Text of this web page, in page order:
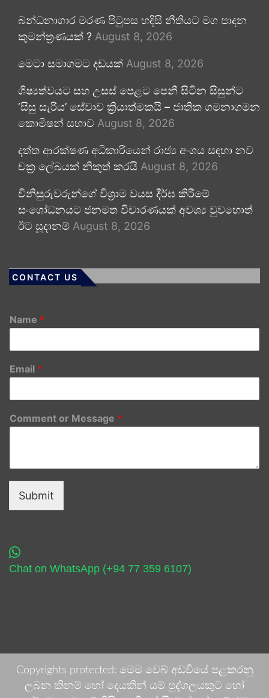
බන්ධනාගාර මරණ පිටුපස හදිසි නීතියට මග පාදන
කුමන්ත්‍රණයක් ? August 8, 2026
මෙටා සමාගමට දඩයක් August 8, 2026
ශිෂ්‍යත්වයට සහ උසස් පෙළට පෙනී සිටින සිසුන්ට
‘සිසු සැරිය’ සේවාව ක්‍රියාත්මකයි – ජාතික ගමනාගමන
කොමිෂන් සභාව August 8, 2026
දත්ත ආරක්ෂණ අධිකාරියෙන් රාජ්‍ය අංශය සඳහා නව
චක්‍ර ලේඛයක් නිකුත් කරයි August 8, 2026
විනිසුරුවරුන්ගේ විශ්‍රාම වයස දීර්ඝ කිරීමේ
සංශෝධනයට ජනමත විචාරණයක් අවශ්‍ය වුවහොත්
ඊට සූදානම් August 8, 2026
CONTACT US
Name *
Email *
Comment or Message *
Submit
Chat on WhatsApp (+94 77 359 6107)
Copyrights protected: මෙම වෙබ් අඩවියේ පළකරනු
ලබන කිනම් හෝ දෙයකින් යම් පුද්ගලයකුට හෝ